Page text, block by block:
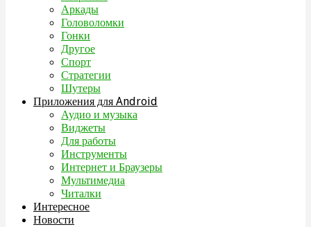
Аркады
Головоломки
Гонки
Другое
Спорт
Стратегии
Шутеры
Приложения для Android
Аудио и музыка
Виджеты
Для работы
Инструменты
Интернет и Браузеры
Мультимедиа
Читалки
Интересное
Новости